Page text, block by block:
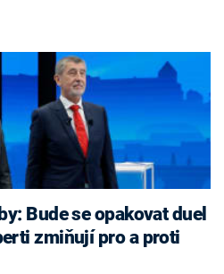
zmiňují pro a proti